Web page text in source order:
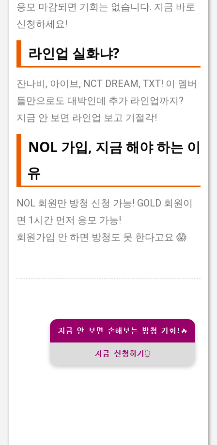
응모 마감되면 기회는 없습니다. 지금 바로
신청하세요!
라인업 실화냐?
잔나비, 아이브, NCT DREAM, TXT! 이 멤버
들만으로도 대박인데 추가 라인업까지?
지금 안 보면 라인업 보고 기절각!
NOL 가입, 지금 해야 하는 이
유
NOL 회원만 방청 신청 가능! GOLD 회원이
면 1시간 먼저 응모 가능!
회원가입 안 하면 방청도 못 한다고요 😱
지금 안 보면 손해보는 방청 기회!🔥
지금 신청하기👆